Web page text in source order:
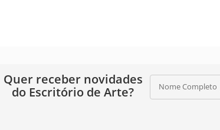
Quer receber novidades
do Escritório de Arte?
Nome Completo